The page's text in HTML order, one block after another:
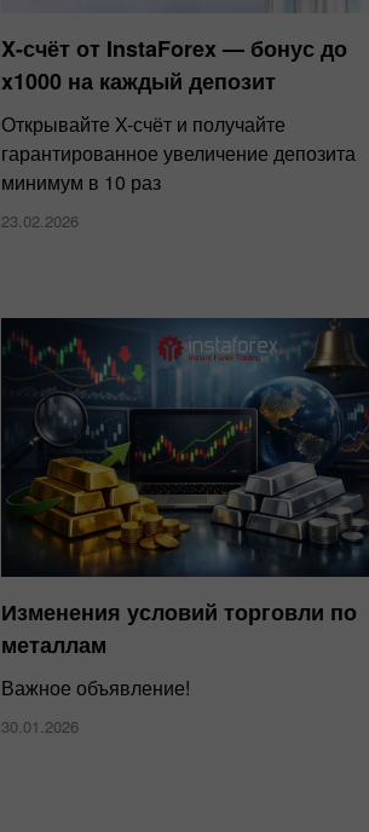
X-счёт от InstaForex — бонус до
x1000 на каждый депозит
Открывайте X-счёт и получайте
гарантированное увеличение депозита
минимум в 10 раз
23.02.2026
Изменения условий торговли по
металлам
Важное объявление!
30.01.2026